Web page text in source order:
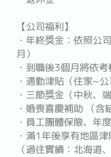
【公司福利】
・年終獎金：依照公
月）
・到職後3個月將依
・通勤津貼（住家~公
・三節獎金（中秋、
・婚喪喜慶補助 （含
・員工團體保險、年
・滿1年後享有地區
（過往實績：北海道